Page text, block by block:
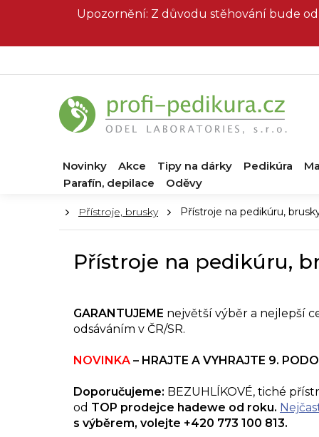
Upozornění: Z důvodu stěhování bude od
Novinky Akce Tipy na dárky Pedikúra
Parafín, depilace
Oděvy
DomůPřístroje, brusky Přístroje na pedikúru,
Přístroje na pedikúru,
GARANTUJEME největší výběr a nejlepší
odsáváním v ČR/SR.
NOVINKA – HRAJTE A VYHRAJTE 9.
Doporučujeme: BEZUHLÍKOVÉ, tiché
od TOP prodejce hadewe od roku.
s výběrem, volejte +420 773 100 813.